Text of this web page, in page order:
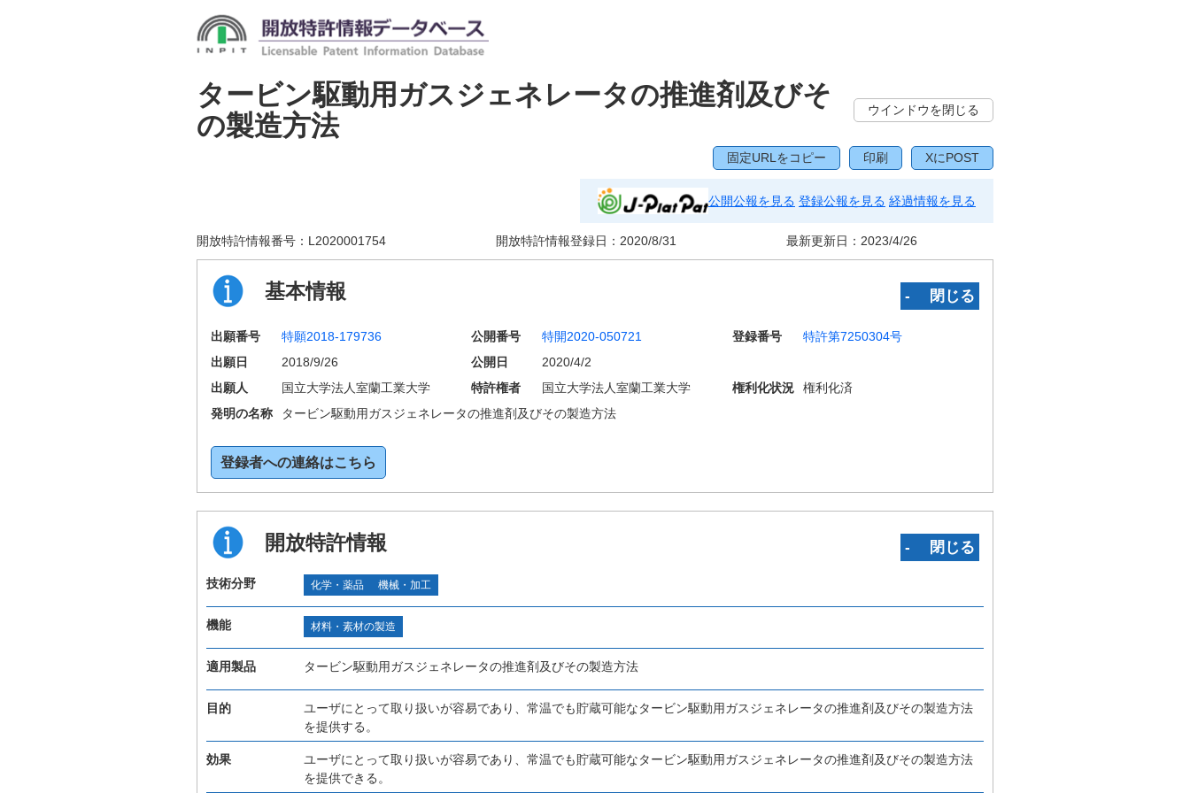
タービン駆動用ガスジェネレータの推進剤及びそ
の製造方法
ウインドウを閉じる
固定URLをコピー 印刷 XにPOST
公開公報を見る 登録公報を見る 経過情報を見る
開放特許情報番号： L2020001754 開放特許情報登録日： 2020/8/31 最新更新日： 2023/4/26
基本情報 ‐ 閉じる
出願番号 特願2018-179736 公開番号 特開2020-050721 登録番号
特許第7250304号
出願日
2018/9/26 公開日
2020/4/2
出願人
国立大学法人室蘭工業大学 特許権者 国立大学法人室蘭工業大学 権利化状況
権利化済
発明の名称
タービン駆動用ガスジェネレータの推進剤及びその製造方法
登録者への連絡はこちら
開放特許情報 ‐ 閉じる
技術分野 化学・薬品 機械・加工
機能 材料・素材の製造
適用製品 タービン駆動用ガスジェネレータの推進剤及びその製造方法
目的
ユーザにとって取り扱いが容易であり、常温でも貯蔵可能なタービン駆動用ガスジェネレータの推進剤及びその製造方法
を提供する。
効果
ユーザにとって取り扱いが容易であり、常温でも貯蔵可能なタービン駆動用ガスジェネレータの推進剤及びその製造方法
を提供できる。